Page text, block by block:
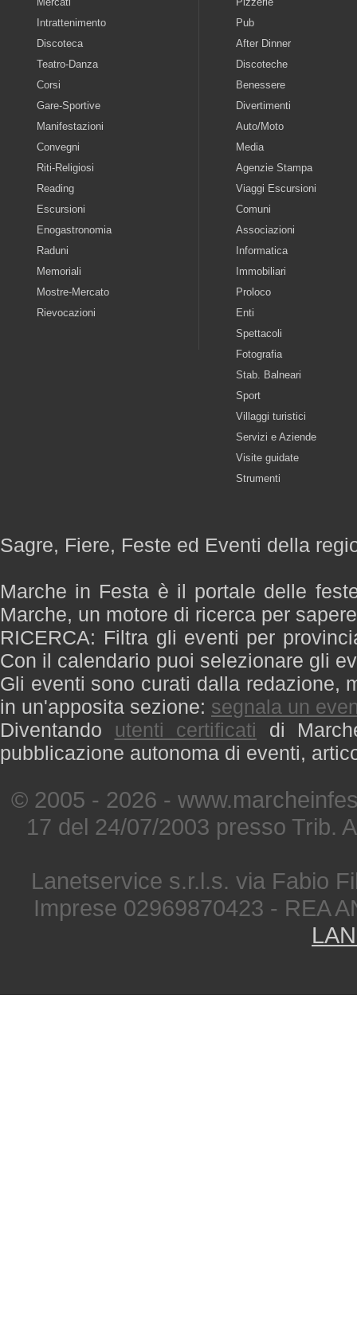
Intrattenimento
Discoteca
Teatro-Danza
Corsi
Gare-Sportive
Manifestazioni
Convegni
Riti-Religiosi
Reading
Escursioni
Enogastronomia
Raduni
Memoriali
Mostre-Mercato
Rievocazioni
Pub
After Dinner
Discoteche
Benessere
Divertimenti
Auto/Moto
Media
Agenzie Stampa
Viaggi Escursioni
Comuni
Associazioni
Informatica
Immobiliari
Proloco
Enti
Spettacoli
Fotografia
Stab. Balneari
Sport
Villaggi turistici
Servizi e Aziende
Visite guidate
Strumenti
Sagre, Fiere, Feste ed Eventi della
Marche in Festa è il portale delle
Marche, un motore di ricerca per
RICERCA: Filtra gli eventi per
Con il calendario puoi selezionare gli
Gli eventi sono curati dalla redazione,
in un'apposita sezione: segnala un
Diventando utenti certificati di
pubblicazione autonoma di eventi,
© 2005 - 2026 -
17 del 24/07/2003 presso Trib.
Lanetservice s.r.l.s. via Fabio
Imprese 02969870423 - REA